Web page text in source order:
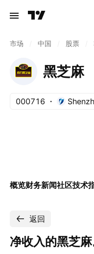
市场 中国 股票
黑芝麻
000716
概览财务新闻社区技术
返回
净收入的黑芝麻